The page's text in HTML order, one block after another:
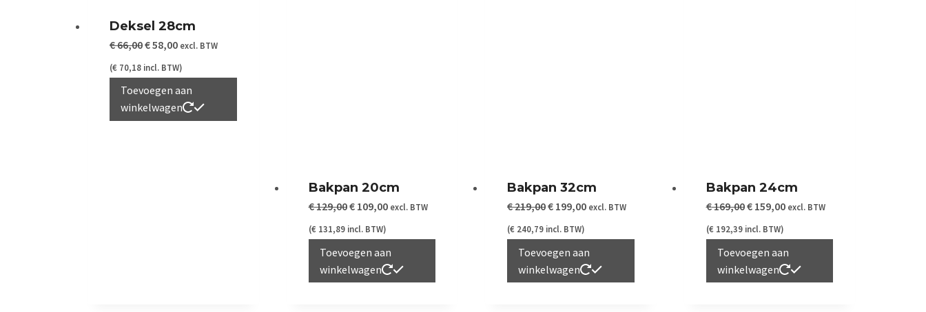
Deksel 28cm
€66,00Oorspronkelijke
prijs
was:
€ 66,00.
€58,00Huidige
prijs
is:
€ 58,00.
excl. BTW
(€ 70,18 incl. BTW)
Toevoegen aan
winkelwagen
Bakpan 20cm
€129,00Oorspronkelijke
prijs
was:
€ 129,00.
€109,00Huidige
is:
€ 109,00.
excl. BTW
(€131,89incl. BTW)
Toevoegen aan
winkelwagen
Bakpan 32cm
€219,00Oorspronkelijke
prijs
was:
€ 219,00.
€ 199,00Huidige
is:
€ 199,00.
excl. BTW
(€ 240,79 incl. BTW)
Toevoegen aan
winkelwagen
Bakpan 24cm
€169,00Oorspronkelijke
prijs
was:
€ 169,00.
€159,00Huidige
is:
€ 159,00.
excl. BTW
(€192,39incl. BTW)
Toevoegen aan
winkelwagen